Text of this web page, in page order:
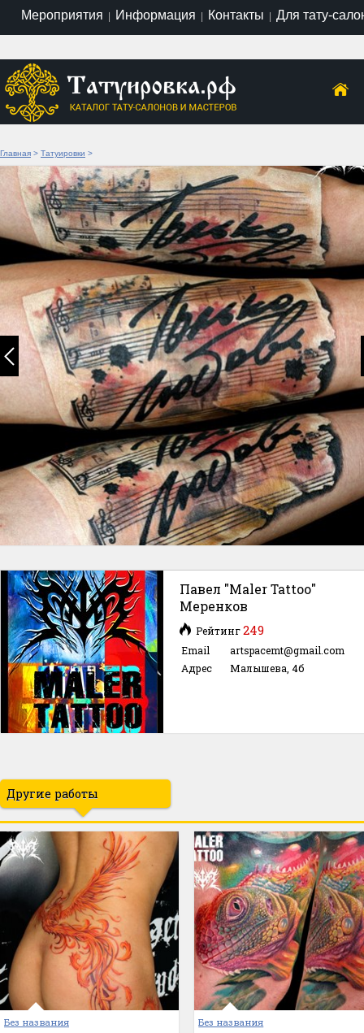
Мероприятия | Информация | Контакты | Для тату-
Главная > Татуировки >
Павел "Maler Tattoo"
Меренков
Рейтинг249
Email
artspacemt@gmail.com
Адрес
Малышева, 4б
Другие работы
Без названия Без названия